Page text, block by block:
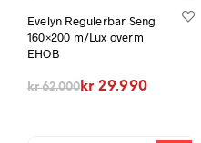
Evelyn Regulerbar Seng
160×200 m/Lux overm
EHOB
kr62.000
Opprinnelig pris var: kr 62.000.
kr 29.990
Nåværende pris er: kr 29.990.